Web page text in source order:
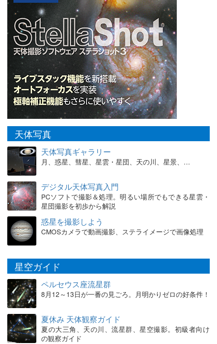
天体写真
天体写真ギャラリー
月、惑星、彗星、星雲・星団、天の川、星景、…
デジタル天体写真入門
PCソフトで撮影＆処理。明るい場所でもできる星雲・
星団撮影を初歩から解説
惑星を撮影しよう
CMOSカメラで動画撮影、ステライメージで画像処理
星空ガイド
ペルセウス座流星群
8月12～13日が一番の見ごろ。月明かりゼロの好条件！
夏休み 天体観察ガイド
夏の大三角、天の川、流星群、星空撮影。初級者向け
の観察ガイド